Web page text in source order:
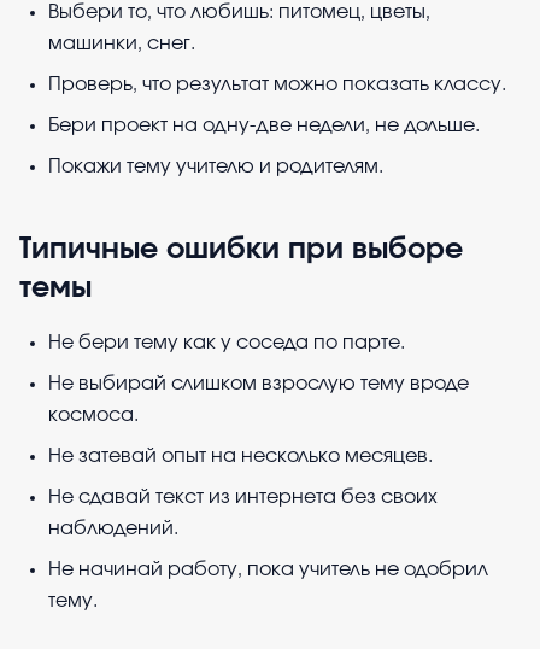
Выбери то, что любишь: питомец, цветы,
машинки, снег.
Проверь, что результат можно показать классу.
Бери проект на одну-две недели, не дольше.
Покажи тему учителю и родителям.
Типичные ошибки при выборе
темы
Не бери тему как у соседа по парте.
Не выбирай слишком взрослую тему вроде
космоса.
Не затевай опыт на несколько месяцев.
Не сдавай текст из интернета без своих
наблюдений.
Не начинай работу, пока учитель не одобрил
тему.